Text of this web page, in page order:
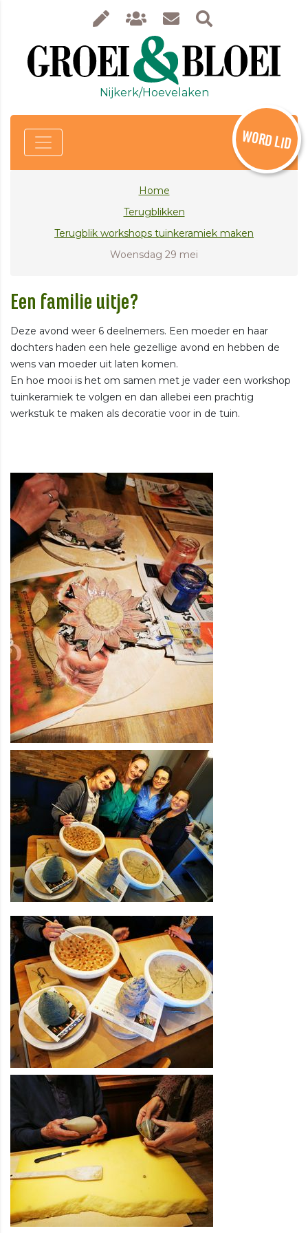
Nijkerk/Hoevelaken
WORD LID
Home
Terugblikken
Terugblik workshops tuinkeramiek maken
Woensdag 29 mei
Een familie uitje?
Deze avond weer 6 deelnemers. Een moeder en haar
dochters haden een hele gezellige avond en hebben de
wens van moeder uit laten komen.
En hoe mooi is het om samen met je vader een workshop
tuinkeramiek te volgen en dan allebei een prachtig
werkstuk te maken als decoratie voor in de tuin.